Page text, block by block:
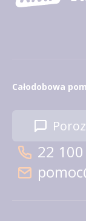
Całodobowa
22